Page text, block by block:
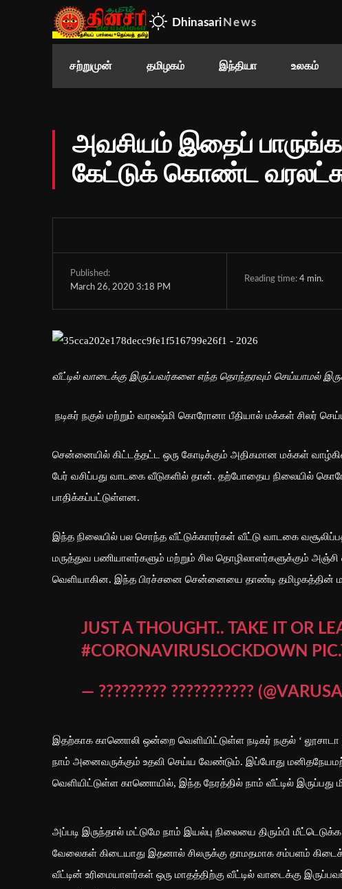
Dhinasari News
சற்றுமுன் தமிழகம் இந்தியா உலகம்
அவசியம் இதைப்
கேட்டுக் கொண்ட
Published:
March 26, 2020 3:18 PM
Reading time: 4min.
வீட்டில் வாடைக்கு இருப்பவர்களை எந்த தொந்தரவும் செய்யாமல்
நடிகர் நகுல் மற்றும் வரலஷ்மி கொரோனா பீதியால் மக்கள் சிலர்
சென்னையில் கிட்டத்தட்ட ஒரு கோடிக்கும் அதிகமான மக்கள்
பேர் வசிப்பது வாடகை வீடுகளில் தான். தற்போதைய நிலையில்
பாதிக்கப்பட்டுள்ளன.
இந்த நிலையில் பல சொந்த வீட்டுக்காரர்கள் வீட்டு வாடகை
மருத்துவ பணியாளர்களும் மற்றும் சில தொழிலாளர்களுக்கும்
வெளியாகின. இந்த பிரச்சனை சென்னையை தாண்டி தமிழகத்தின்
JUST A THOUGHT.. TAKE IT OR
#CORONAVIRUSLOCKDOWN
— ????????? ???????????
இதற்காக காணொலி ஒன்றை வெளியிட்டுள்ள நடிகர் நகுல் ‘
நாம் அனைவருக்கும் உதவி செய்ய வேண்டும். இப்போது
வெளியிட்டுள்ள காணொயில், இந்த நேரத்தில் நாம் வீட்டில் இருப்பது
அப்படி இருந்தால் மட்டுமே நாம் இயல்பு நிலையை திரும்பி மீட்டெடுக்க
வேலைகள் கிடையாது இதனால் சிலருக்கு தாமதமாக சம்பளம்
வீட்டின் உரிமையாளர்கள் ஒரு மாதத்திற்கு வீட்டில் வாடைக்கு